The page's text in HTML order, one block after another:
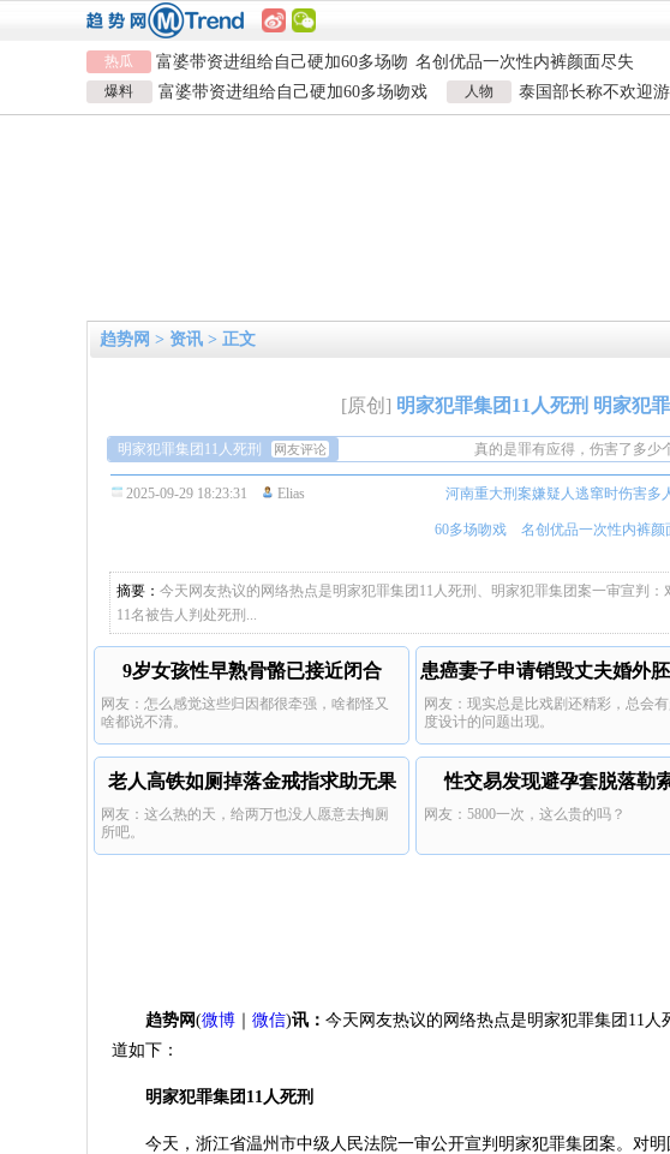
热瓜
河南重大刑案嫌疑人逃窜时伤害多
人
富婆带资进组给自己硬加60多场吻
戏
名创优品一次性内裤颜面尽失
河南三支一扶考试存在规模性组织
作弊犯罪
1岁宝宝碰坏纸巾盒三亚酒店索赔
924元
河南重大刑案嫌疑人逃窜时伤害多 情侣平潭翻墙拍日出坠崖
爆料
富婆带资进组给自己硬加60多场吻戏
男演员钟宇飞崩溃自曝遇富婆加吻戏
人物
泰国部长称不欢迎
泰国部长争议发言
趋势网 > 资讯 > 正文
[原创] 明家犯罪集团11人死刑 明家犯
明家犯罪集团11人死刑 网友评论 真的是罪有应得，伤害了多少
明家出结果了白家也快咯。
继续深挖柬埔寨，缅北，不断
被骗去。
真的是罪有应得，伤害了多少
继续深挖柬埔寨，缅北，不断
被骗去。
2025-09-29 18:23:31 Elias 河南重大刑案嫌疑人逃窜时伤害多
60多场吻戏 名创优品一次性内裤颜
摘要： 今天网友热议的网络热点是明家犯罪集团11人死刑、明家犯罪集团案一审宣判
11名被告人判处死刑...
9岁女孩性早熟骨骼已接近闭合
网友：怎么感觉这些归因都很牵强，啥都怪又
啥都说不清。
患癌妻子申请销毁丈夫婚外
网友：现实总是比戏剧还精彩，总会有
度设计的问题出现。
老人高铁如厕掉落金戒指求助无果
网友：这么热的天，给两万也没人愿意去掏厕
所吧。
性交易发现避孕套脱落勒
网友：5800一次，这么贵的吗？
趋势网(微博 微信)讯： 今天网友热议的网络热点是明家犯罪集团11
道如下：
明家犯罪集团11人死刑
今天，浙江省温州市中级人民法院一审公开宣判明家犯罪集团案。对